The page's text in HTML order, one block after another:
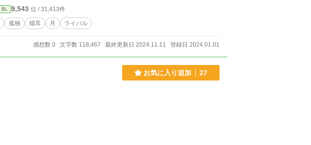
BL 9,543 位 / 31,413件
孤独 猫耳 月 ライバル
感想数 0 文字数 118,467 最終更新日 2024.11.11 登録日 2024.01.01
お気に入り追加 27